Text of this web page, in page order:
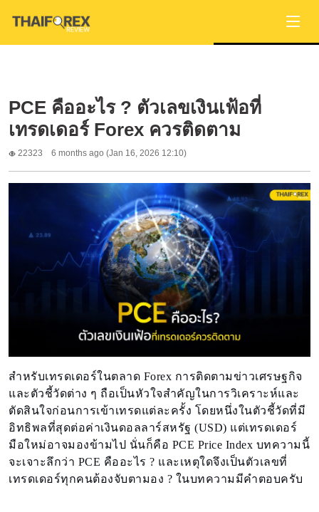
PCE คืออะไร ? ตัวเลขเงินเฟ้อที่
เทรดเดอร์ Forex ควรติดตาม
22323 6 months ago (Jan 16, 2026 12:10)
สำหรับเทรดเดอร์ในตลาด Forex การติดตามข่าวเศรษฐกิจ
และตัวชี้วัดต่าง ๆ ถือเป็นหัวใจสำคัญในการวิเคราะห์และ
ตัดสินใจก่อนการเข้าเทรดแต่ละครั้ง โดยหนึ่งในตัวชี้วัดที่มี
อิทธิพลที่สุดต่อค่าเงินดอลลาร์สหรัฐ (USD) แต่เทรดเดอร์
มือใหม่อาจมองข้ามไป นั่นก็คือ PCE Price Index บทความนี้
จะเจาะลึกว่า PCE คืออะไร ? และเหตุใดจึงเป็นตัวเลขที่
เทรดเดอร์ทุกคนต้องจับตามอง ? ในบทความมีคำตอบครับ